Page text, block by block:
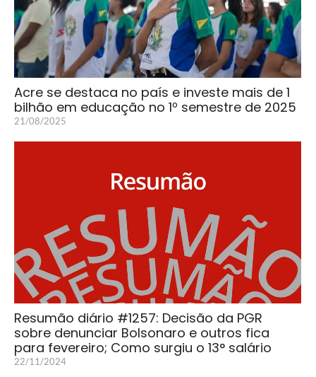
Acre se destaca no país e investe mais de 1
bilhão em educação no 1º semestre de 2025
21/08/2025
Resumão diário #1257: Decisão da PGR
sobre denunciar Bolsonaro e outros fica
para fevereiro; Como surgiu o 13° salário
22/11/2024